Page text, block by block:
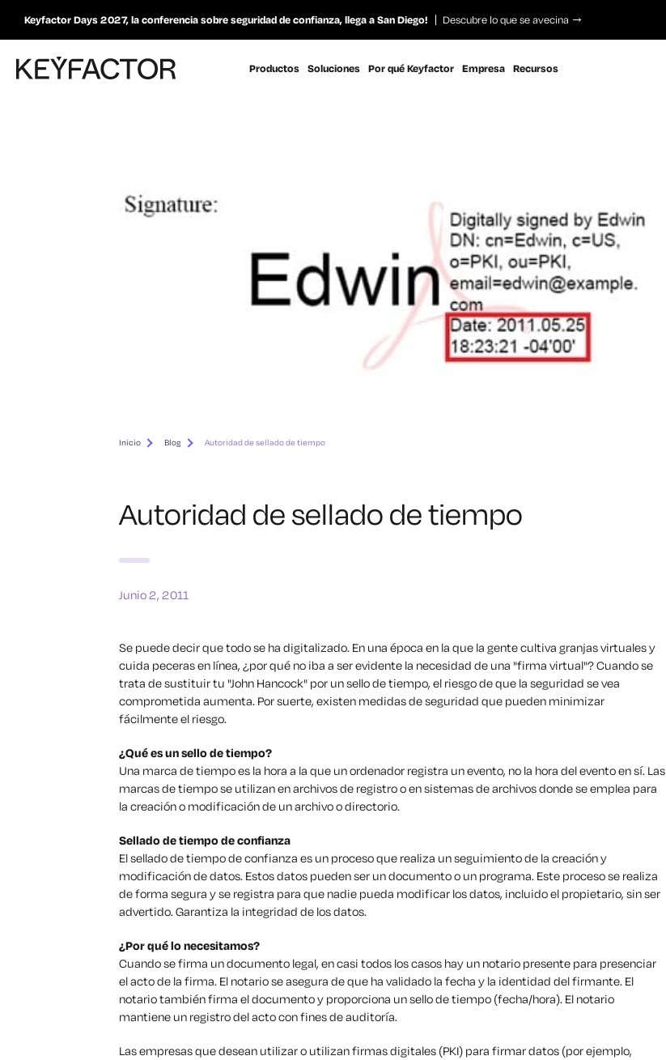
Keyfactor Days 2027, la conferencia sobre seguridad de confianza, llega a San Diego! Descubre lo que se avecina
Productos Soluciones Por qué Keyfactor Empresa Recursos
Inicio Blog Autoridad de sellado de tiempo
Autoridad de sellado de tiempo
Junio 2, 2011
Se puede decir que todo se ha digitalizado. En una época en la que la gente cultiva granjas virtuales y
cuida peceras en línea, ¿por qué no iba a ser evidente la necesidad de una "firma virtual"? Cuando se
trata de sustituir tu "John Hancock" por un sello de tiempo, el riesgo de que la seguridad se vea
comprometida aumenta. Por suerte, existen medidas de seguridad que pueden minimizar
fácilmente el riesgo.
¿Qué es un sello de tiempo?
Una marca de tiempo es la hora a la que un ordenador registra un evento, no la hora del evento en sí. Las
marcas de tiempo se utilizan en archivos de registro o en sistemas de archivos donde se emplea para
la creación o modificación de un archivo o directorio.
Sellado de tiempo de confianza
El sellado de tiempo de confianza es un proceso que realiza un seguimiento de la creación y
modificación de datos. Estos datos pueden ser un documento o un programa. Este proceso se realiza
de forma segura y se registra para que nadie pueda modificar los datos, incluido el propietario, sin ser
advertido. Garantiza la integridad de los datos.
¿Por qué lo necesitamos?
Cuando se firma un documento legal, en casi todos los casos hay un notario presente para presenciar
el acto de la firma. El notario se asegura de que ha validado la fecha y la identidad del firmante. El
notario también firma el documento y proporciona un sello de tiempo (fecha/hora). El notario
mantiene un registro del acto con fines de auditoría.
Las empresas que desean utilizar o utilizan firmas digitales (PKI) para firmar datos (por ejemplo,